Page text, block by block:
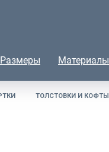
Размеры Материалы
ТОЛСТОВКИ И КОФТЫ